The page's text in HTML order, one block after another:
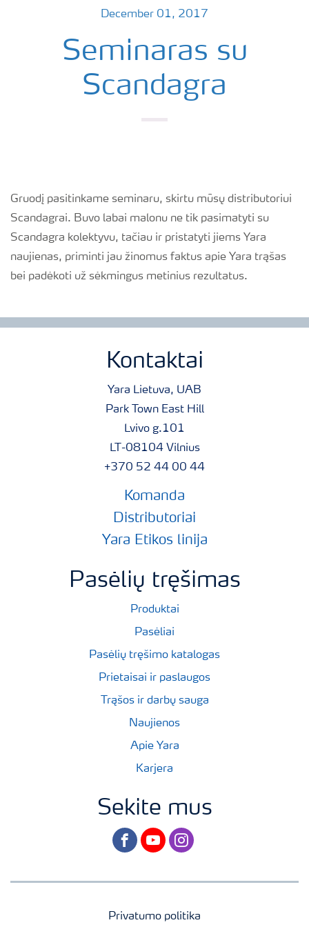
December 01, 2017
Seminaras su
Scandagra
Gruodį pasitinkame seminaru, skirtu mūsų distributoriui
Scandagrai. Buvo labai malonu ne tik pasimatyti su
Scandagra kolektyvu, tačiau ir pristatyti jiems Yara
naujienas, priminti jau žinomus faktus apie Yara trąšas
bei padėkoti už sėkmingus metinius rezultatus.
Kontaktai
Yara Lietuva, UAB
Park Town East Hill
Lvivo g.101
LT-08104 Vilnius
+370 52 44 00 44
Komanda
Distributoriai
Yara Etikos linija
Pasėlių tręšimas
Produktai
Pasėliai
Pasėlių tręšimo katalogas
Prietaisai ir paslaugos
Trąšos ir darbų sauga
Naujienos
Apie Yara
Karjera
Sekite mus
facebookyoutubeinstagram
Privatumo politika